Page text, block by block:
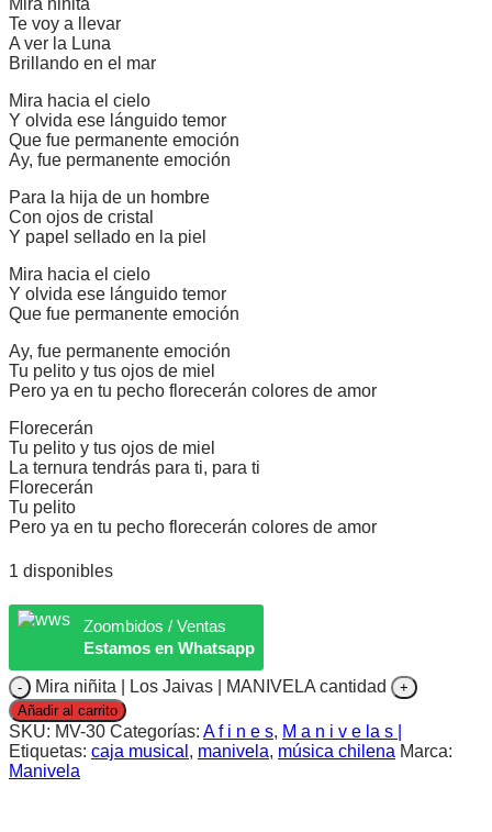
Mira niñita
Te voy a llevar
A ver la Luna
Brillando en el mar
Mira hacia el cielo
Y olvida ese lánguido temor
Que fue permanente emoción
Ay, fue permanente emoción
Para la hija de un hombre
Con ojos de cristal
Y papel sellado en la piel
Mira hacia el cielo
Y olvida ese lánguido temor
Que fue permanente emoción
Ay, fue permanente emoción
Tu pelito y tus ojos de miel
Pero ya en tu pecho florecerán colores de amor
Florecerán
Tu pelito y tus ojos de miel
La ternura tendrás para ti, para ti
Florecerán
Tu pelito
Pero ya en tu pecho florecerán colores de amor
1 disponibles
Zoombidos / Ventas
Estamos en Whatsapp
Mira niñita | Los Jaivas | MANIVELA cantidad
Añadir al carrito
SKU: MV-30 Categorías: A f i n e s, M a n i v e la s |
Etiquetas: caja musical , manivela, música chilena Marca:
Manivela